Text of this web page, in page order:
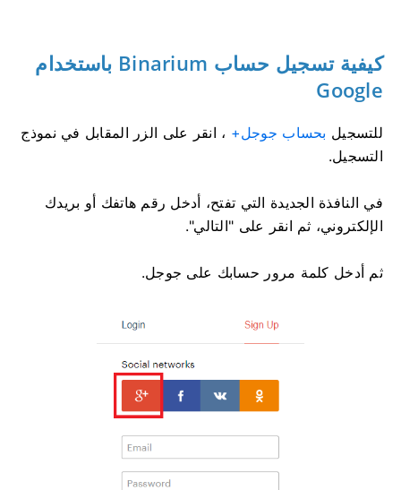
كيفية تسجيل حساب Binarium باستخدام
Google
للتسجيل بحساب جوجل+ ، انقر على الزر المقابل في نموذج
التسجيل.
في النافذة الجديدة التي تفتح، أدخل رقم هاتفك أو بريدك
الإلكتروني، ثم انقر على "التالي".
ثم أدخل كلمة مرور حسابك على جوجل.